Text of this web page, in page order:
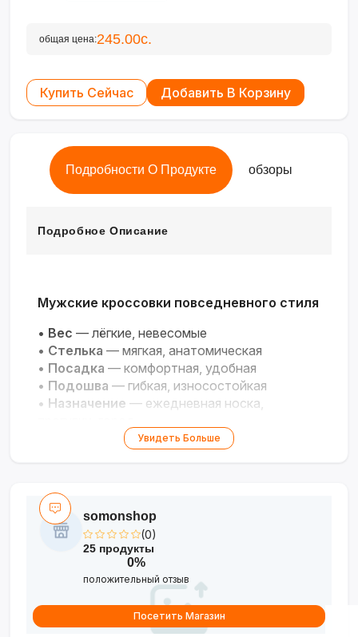
общая цена:245.00с.
Купить Сейчас Добавить В Корзину
Подробности О Продукте обзоры
Подробное Описание
Мужские кроссовки повседневного стиля
• Вес — лёгкие, невесомые
• Стелька — мягкая, анатомическая
• Посадка — комфортная, удобная
• Подошва — гибкая, износостойкая
• Назначение — ежедневная носка,
Лёгкость и комфорт для активного
Увидеть Больше
somonshop
(0)
25 продукты
0%
положительный отзыв
Посетить Магазин